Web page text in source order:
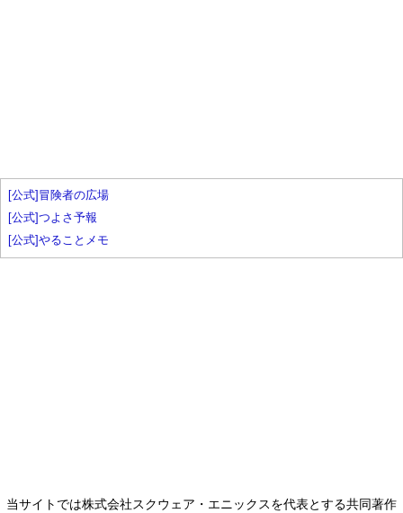
[公式]冒険者の広場
[公式]つよさ予報
[公式]やることメモ
当サイトでは株式会社スクウェア・エニックスを代表とする共同著作